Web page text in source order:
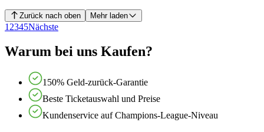
Zurück nach oben Mehr laden
1 2345Nächste
Warum bei uns Kaufen?
150% Geld-zurück-Garantie
Beste Ticketauswahl und Preise
Kundenservice auf Champions-League-Niveau